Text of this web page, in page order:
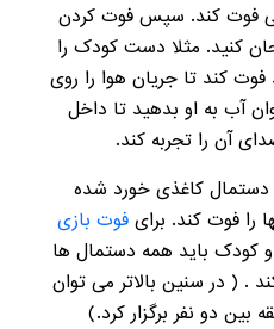
فوت کند. سپس فوت کردن
کنید. مثلا دست کودک را
فوت کند تا جریان هوا را روی
آب به او بدهید تا داخل
آن را تجربه کند.
کاغذی خورد شده
را فوت کند. برای فوت بازی
کودک باید همه دستمال ها
( در سنین بالاتر می توان
بین دو نفر برگزار کرد.)